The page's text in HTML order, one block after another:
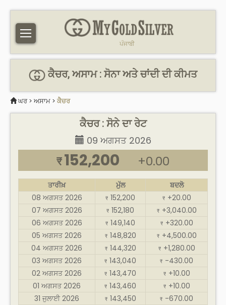
ਪੰਜਾਬੀ
ਕੈਚਰ, ਅਸਾਮ : ਸੋਨਾ ਅਤੇ ਚਾਂਦੀ ਦੀ ਕੀਮਤ
ਘਰ > ਅਸਾਮ > ਕੈਚਰ
ਕੈਚਰ : ਸੋਨੇ ਦਾ ਰੇਟ
09 ਅਗਸਤ 2026
₹ 152,200 +0.00
ਤਾਰੀਖ਼ ਮੁੱਲ
ਬਦਲੋ
08 ਅਗਸਤ 2026
₹ 152,200 ₹ +20.00
07 ਅਗਸਤ 2026
₹ 152,180 ₹ +3,040.00
06 ਅਗਸਤ 2026
₹ 149,140 ₹ +320.00
05 ਅਗਸਤ 2026
₹ 148,820 ₹ +4,500.00
04 ਅਗਸਤ 2026
₹ 144,320 ₹ +1,280.00
03 ਅਗਸਤ 2026
₹ 143,040 ₹ -430.00
02 ਅਗਸਤ 2026
₹ 143,470 ₹ +10.00
01 ਅਗਸਤ 2026
₹ 143,460 ₹ +10.00
31 ਜੁਲਾਈ 2026
₹ 143,450 ₹ -670.00